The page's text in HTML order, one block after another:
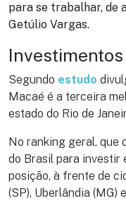
para se trabalhar, de
Getúlio Vargas.
Segundo estudo
Macaé é a terceira
estado do Rio de
No ranking geral, que
do Brasil para investir
posição, à frente de
(SP), Uberlândia (MG)